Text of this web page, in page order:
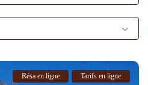
Résa en ligne Tarifs en ligne